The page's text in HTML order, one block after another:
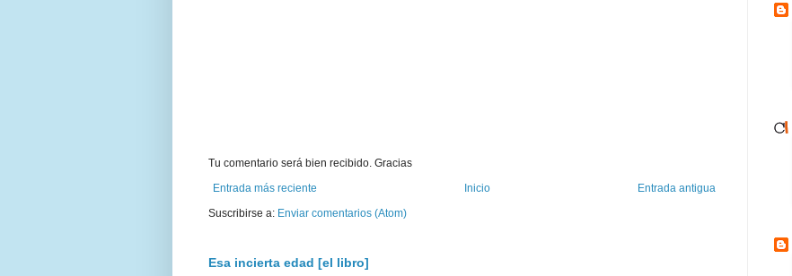
Tu comentario será bien recibido. Gracias
Entrada más reciente
Entrada antigua
Inicio
Suscribirse a: Enviar comentarios (Atom)
Esa incierta edad [el libro]